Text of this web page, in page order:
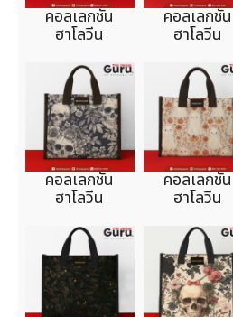
คอลเลกชัน
ฮาโลวีน
คอลเลกชัน
ฮาโลวีน
คอลเลกชัน
ฮาโลวีน
คอลเลกชัน
ฮาโลวีน